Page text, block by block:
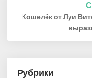
Кошелёк от Луи
Рубрики